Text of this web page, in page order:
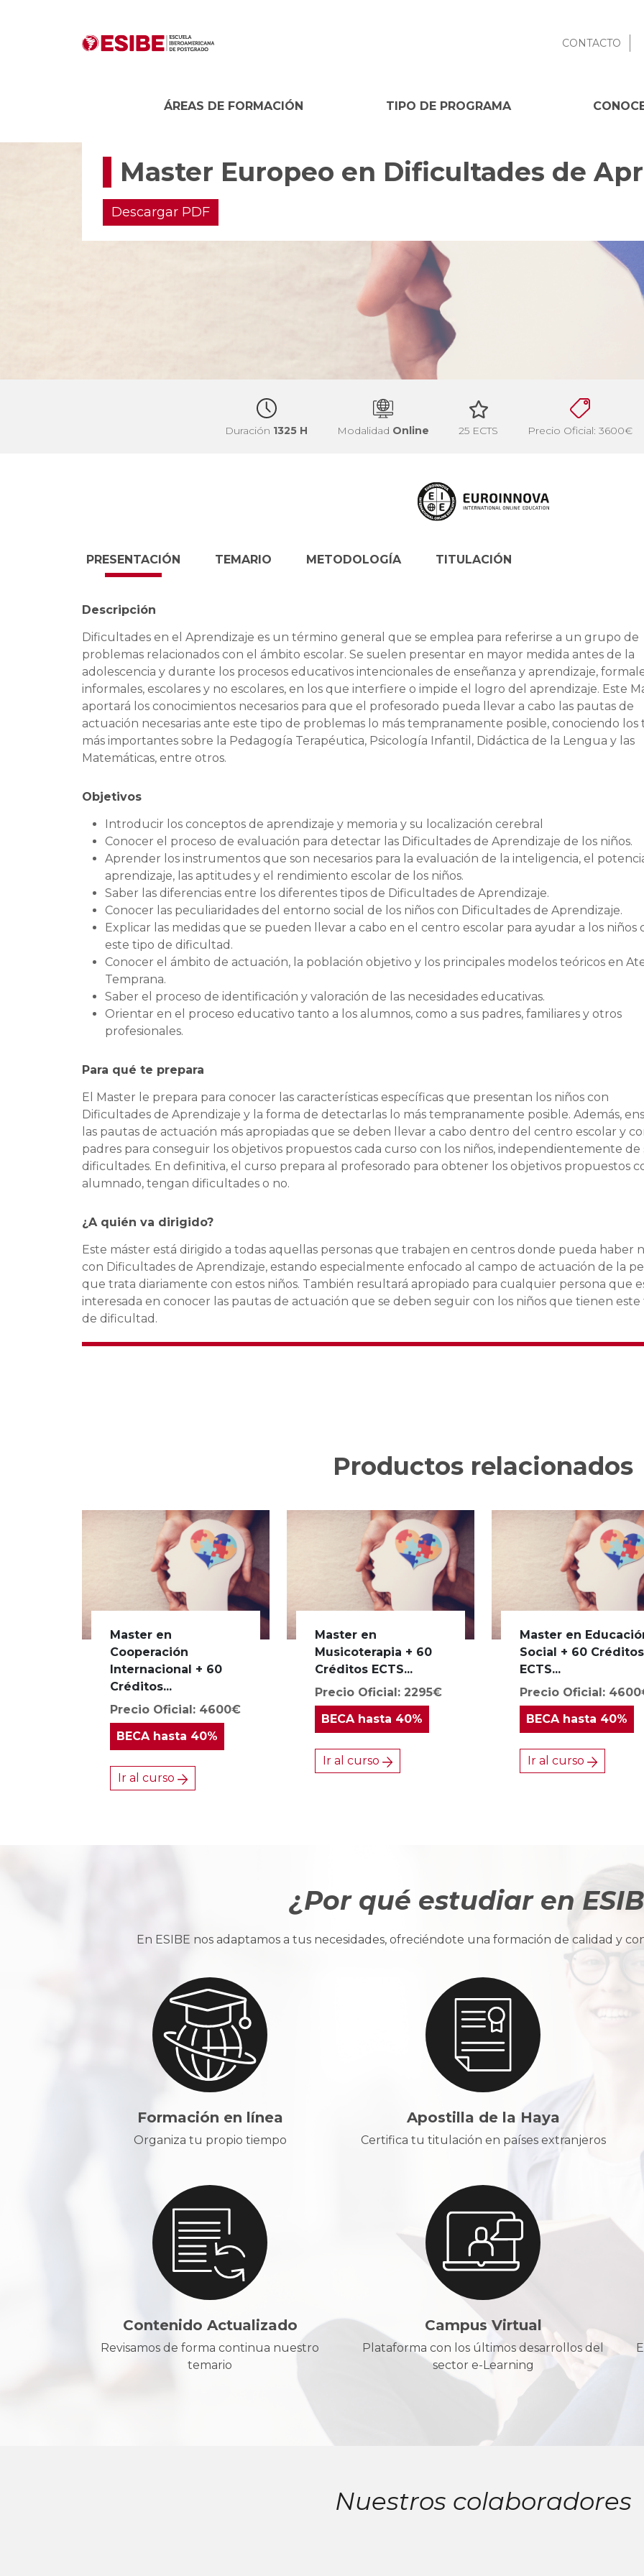
CONTACTO
ÁREAS DE FORMACIÓN TIPO DE PROGRAMA
Master Europeo en Dificultades de
Descargar PDF
Duración 1325 H Modalidad Online 25 ECTS Precio Oficial: 3600€
PRESENTACIÓN
Descripción
Dificultades en el Aprendizaje es un término general que se emplea para referirse a un grupo de
problemas relacionados con el ámbito escolar. Se suelen presentar en mayor medida antes de la
adolescencia y durante los procesos educativos intencionales de enseñanza y aprendizaje,
informales, escolares y no escolares, en los que interfiere o impide el logro del aprendizaje. Este
aportará los conocimientos necesarios para que el profesorado pueda llevar a cabo las pautas de
actuación necesarias ante este tipo de problemas lo más tempranamente posible, conociendo los
más importantes sobre la Pedagogía Terapéutica, Psicología Infantil, Didáctica de la Lengua y las
Matemáticas, entre otros.
Objetivos
Introducir los conceptos de aprendizaje y memoria y su localización cerebral
Conocer el proceso de evaluación para detectar las Dificultades de Aprendizaje de los niños.
Aprender los instrumentos que son necesarios para la evaluación de la inteligencia, el
aprendizaje, las aptitudes y el rendimiento escolar de los niños.
Saber las diferencias entre los diferentes tipos de Dificultades de Aprendizaje.
Conocer las peculiaridades del entorno social de los niños con Dificultades de Aprendizaje.
Explicar las medidas que se pueden llevar a cabo en el centro escolar para ayudar a los niños
este tipo de dificultad.
Conocer el ámbito de actuación, la población objetivo y los principales modelos teóricos en
Temprana.
Saber el proceso de identificación y valoración de las necesidades educativas.
Orientar en el proceso educativo tanto a los alumnos, como a sus padres, familiares y otros
profesionales.
Para qué te prepara
El Master le prepara para conocer las características específicas que presentan los niños con
Dificultades de Aprendizaje y la forma de detectarlas lo más tempranamente posible. Además,
las pautas de actuación más apropiadas que se deben llevar a cabo dentro del centro escolar y
padres para conseguir los objetivos propuestos cada curso con los niños, independientemente de
dificultades. En definitiva, el curso prepara al profesorado para obtener los objetivos propuestos
alumnado, tengan dificultades o no.
¿A quién va dirigido?
Este máster está dirigido a todas aquellas personas que trabajen en centros donde pueda haber
con Dificultades de Aprendizaje, estando especialmente enfocado al campo de actuación de la
que trata diariamente con estos niños. También resultará apropiado para cualquier persona que
interesada en conocer las pautas de actuación que se deben seguir con los niños que tienen este
de dificultad.
TEMARIO METODOLOGÍA TITULACIÓN
Productos relacionados
Master en
Cooperación
Internacional + 60
Créditos...
Precio Oficial: 4600€
BECAhasta 40%
Ir al curso
Master en
Musicoterapia + 60
Créditos ECTS...
Precio Oficial: 2295€
BECAhasta 40%
Ir al curso
Master en
Social + 60 Créditos
ECTS...
Precio Oficial:
BECAhasta 40%
Ir al curso
¿Por qué estudiar en
En ESIBE nos adaptamos a tus necesidades, ofreciéndote una formación de calidad y
Formación en línea
Organiza tu propio tiempo
Apostilla de la Haya
Certifica tu titulación en países extranjeros
Contenido Actualizado
Revisamos de forma continua nuestro
temario
Campus Virtual
Plataforma con los últimos desarrollos del
sector e-Learning
Nuestros colaboradores